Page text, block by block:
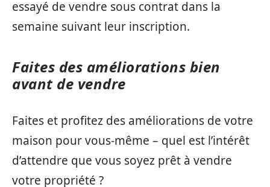
essayé de vendre sous contrat dans la
semaine suivant leur inscription.
Faites des améliorations bien
avant de vendre
Faites et profitez des améliorations de votre
maison pour vous-même – quel est l’intérêt
d’attendre que vous soyez prêt à vendre
votre propriété ?